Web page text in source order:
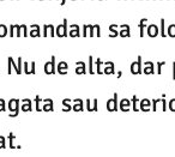
sa
de alta, dar
sau